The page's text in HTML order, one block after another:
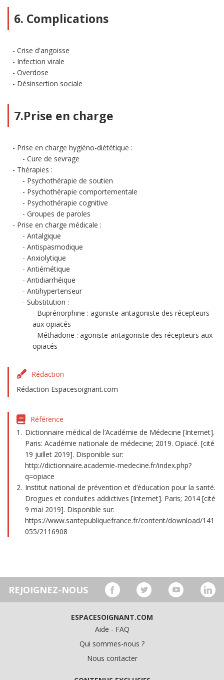
6. Complications
Crise d'angoisse
Infection virale
Overdose
Désinsertion sociale
7.Prise en charge
Prise en charge hygiéno-diététique :
Cure de sevrage
Thérapies :
Psychothérapie de soutien
Psychothérapie comportementale
Psychothérapie cognitive
Groupes de paroles
Prise en charge médicale :
Antalgique
Antispasmodique
Anxiolytique
Antiémétique
Antidiarrhéique
Antihypertenseur
Substitution :
Buprénorphine : agoniste-antagoniste des récepteurs
aux opiacés
Méthadone : agoniste-antagoniste des récepteurs aux
opiacés
Rédaction
Rédaction Espacesoignant.com
Référence
Dictionnaire médical de l’Académie de Médecine [Internet].
Paris: Académie nationale de médecine; 2019. Opiacé. [cité
19 juillet 2019]. Disponible sur:
http://dictionnaire.academie-medecine.fr/index.php?
q=opiace
Institut national de prévention et d’éducation pour la santé.
Drogues et conduites addictives [Internet]. Paris; 2014 [cité
9 mai 2019]. Disponible sur:
https://www.santepubliquefrance.fr/content/download/141
055/2116908
REJOIGNEZ-NOUS
ESPACESOIGNANT.COM
Aide - FAQ
Qui sommes-nous ?
Nous contacter